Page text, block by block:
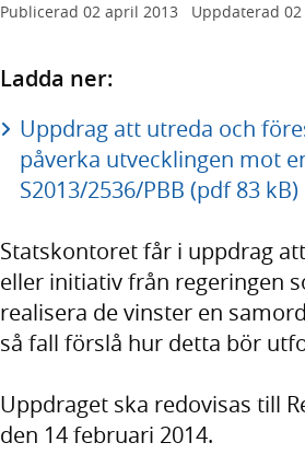
Publicerad 02 april 2013 Uppdaterad
Ladda ner:
Uppdrag att utreda och
påverka utvecklingen mot
S2013/2536/PBB (pdf 83 kB)
Statskontoret får i uppdrag
eller initiativ från regeringen
realisera de vinster en
så fall förslå hur detta bör
Uppdraget ska redovisas till
den 14 februari 2014.